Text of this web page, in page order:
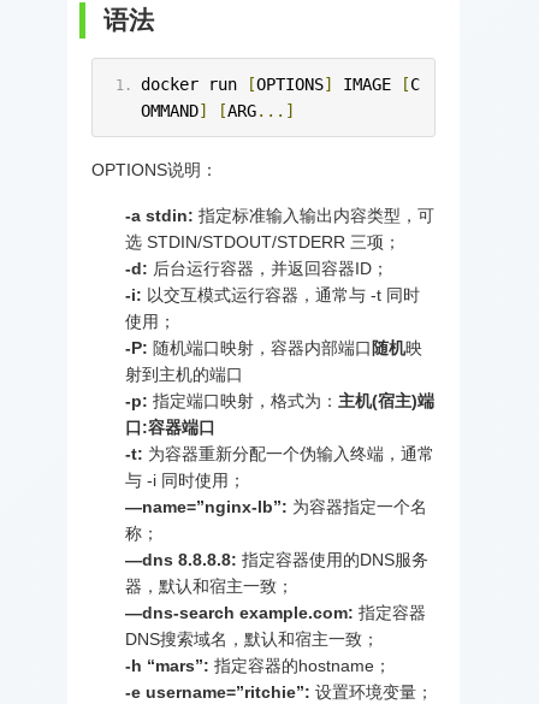
语法
docker run [OPTIONS] IMAGE [C
OMMAND] [ARG...]
OPTIONS说明：
-a stdin: 指定标准输入输出内容类型，可
选 STDIN/STDOUT/STDERR 三项；
-d: 后台运行容器，并返回容器ID；
-i: 以交互模式运行容器，通常与 -t 同时
使用；
-P: 随机端口映射，容器内部端口 随机映
射到主机的端口
-p: 指定端口映射，格式为： 主机(宿主)端
口:容器端口
-t: 为容器重新分配一个伪输入终端，通常
与 -i 同时使用；
—name=”nginx-lb”: 为容器指定一个名
称；
—dns 8.8.8.8: 指定容器使用的DNS服务
器，默认和宿主一致；
—dns-search example.com: 指定容器
DNS搜索域名，默认和宿主一致；
-h “mars”: 指定容器的hostname；
-e username=”ritchie”: 设置环境变量；